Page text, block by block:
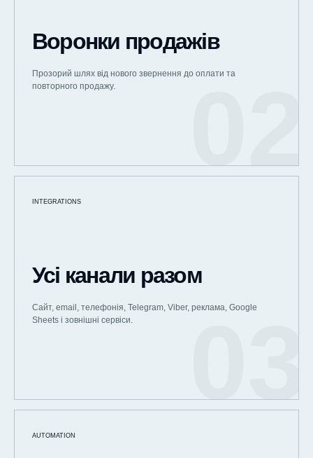
Воронки продажів
Прозорий шлях від нового звернення до оплати та
повторного продажу.
INTEGRATIONS
Усі канали разом
Сайт, email, телефонія, Telegram, Viber, реклама, Google
Sheets і зовнішні сервіси.
AUTOMATION